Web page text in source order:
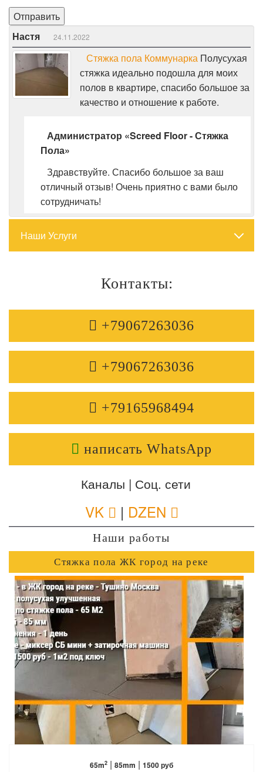
Настя 24.11.2022
Стяжка пола Коммунарка Полусухая
стяжка идеально подошла для моих
полов в квартире, спасибо большое за
качество и отношение к работе.
Администратор «Screed Floor - Стяжка
Пола»
Здравствуйте. Спасибо большое за ваш
отличный отзыв! Очень приятно с вами было
сотрудничать!
Наши Услуги
Контакты:
+79067263036
+79067263036
+79165968494
написать WhatsApp
Каналы | Соц. сети
VK | DZEN
Наши работы
Стяжка пола ЖК город на реке
ПОДРОБНЕЕ
65m2 | 85mm | 1500 руб